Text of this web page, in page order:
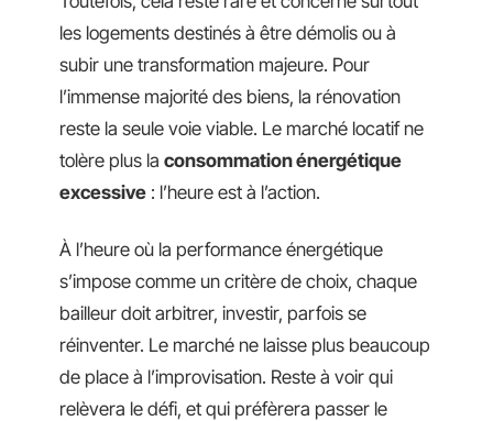
les logements destinés à être démolis ou à
subir une transformation majeure. Pour
l’immense majorité des biens, la rénovation
reste la seule voie viable. Le marché locatif ne
tolère plus la consommation énergétique
excessive : l’heure est à l’action.
À l’heure où la performance énergétique
s’impose comme un critère de choix, chaque
bailleur doit arbitrer, investir, parfois se
réinventer. Le marché ne laisse plus beaucoup
de place à l’improvisation. Reste à voir qui
relèvera le défi, et qui préfèrera passer le